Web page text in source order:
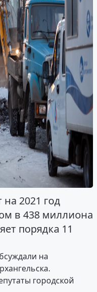
2021 год
в 438 миллиона
порядка 11
на
городской